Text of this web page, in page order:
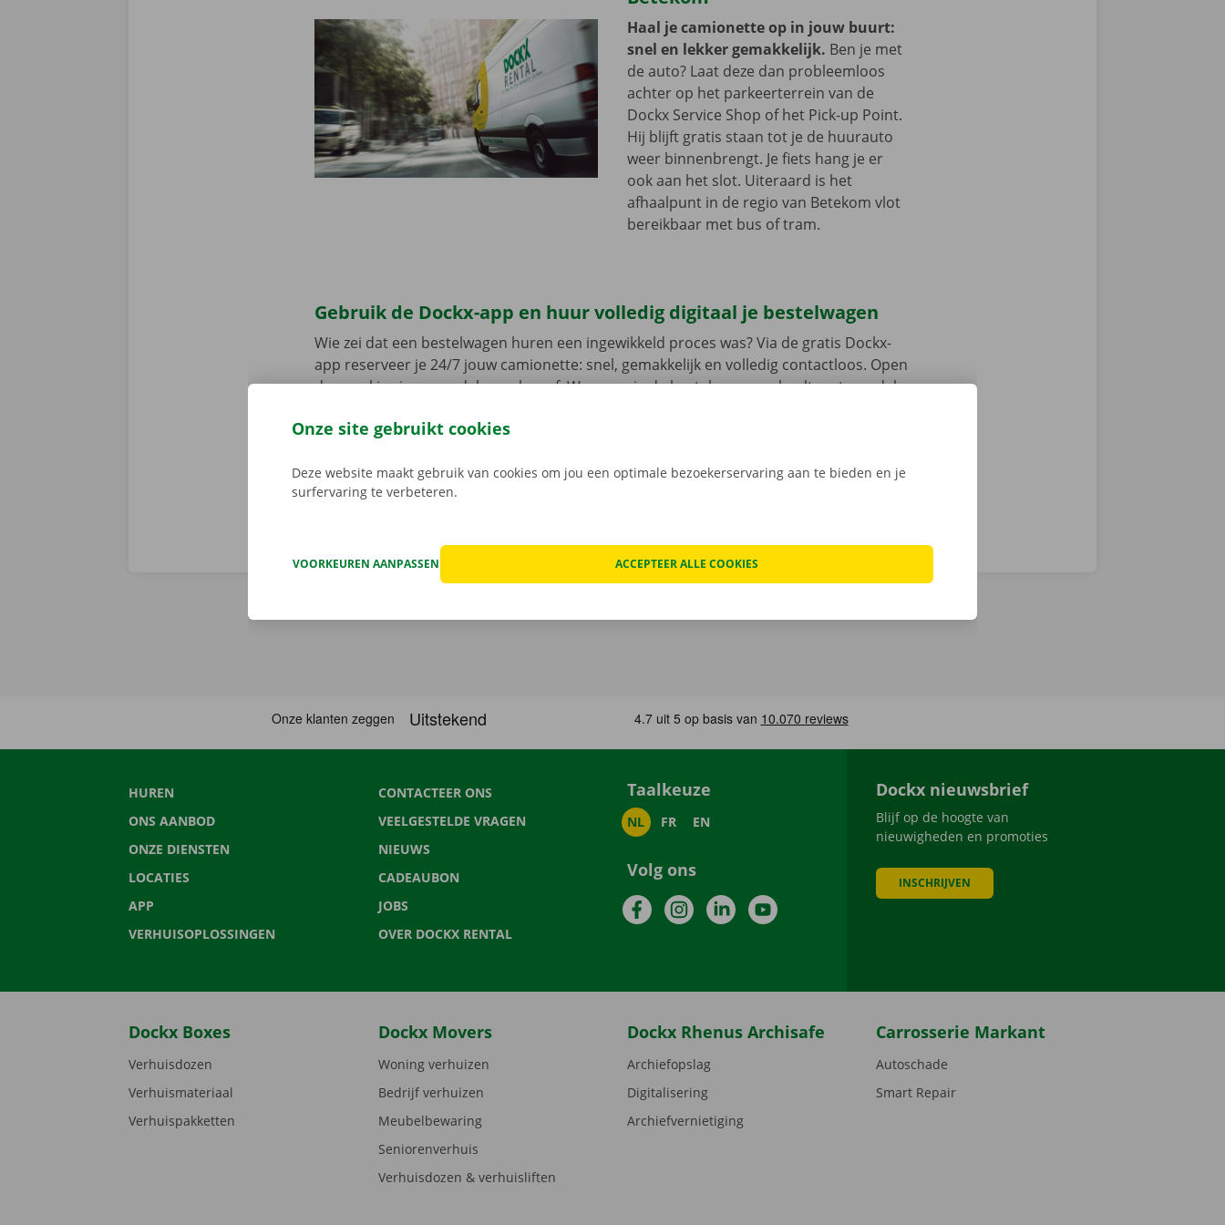
Haal je camionette op in jouw buurt:
snel en lekker gemakkelijk. Ben je met
de auto? Laat deze dan probleemloos
achter op het parkeerterrein van de
Dockx Service Shop of het Pick-up Point.
Hij blijft gratis staan tot je de huurauto
weer binnenbrengt. Je fiets hang je er
ook aan het slot. Uiteraard is het
afhaalpunt in de regio van Betekom vlot
bereikbaar met bus of tram.
Gebruik de Dockx-app en huur volledig digitaal je bestelwagen
Wie zei dat een bestelwagen huren een ingewikkeld proces was? Via de gratis Dockx-
app reserveer je 24/7 jouw camionette: snel, gemakkelijk en volledig contactloos. Open
de app, kies jouw model en reken af. Wanneer je de bestelwagen ophaalt, ontgrendel
aanbod.
HUREN
ONS AANBOD
ONZE DIENSTEN
LOCATIES
APP
VERHUISOPLOSSINGEN
CONTACTEER ONS
VEELGESTELDE VRAGEN
NIEUWS
CADEAUBON
JOBS
OVER DOCKX RENTAL
Taalkeuze
NL FR EN
Volg ons
FacebookInstagramLinkedInYouTube
Dockx nieuwsbrief
Blijf op de hoogte van
nieuwigheden en promoties
INSCHRIJVEN
Dockx Boxes
Verhuisdozen
Verhuismateriaal
Verhuispakketten
Dockx Movers
Woning verhuizen
Bedrijf verhuizen
Meubelbewaring
Seniorenverhuis
Verhuisdozen & verhuisliften
Dockx Rhenus Archisafe
Archiefopslag
Digitalisering
Archiefvernietiging
Carrosserie Markant
Autoschade
Smart Repair
Onze site gebruikt cookies
Deze website maakt gebruik van cookies om jou een optimale bezoekerservaring aan te bieden en je
surfervaring te verbeteren.
VOORKEUREN AANPASSEN ACCEPTEER ALLE COOKIES